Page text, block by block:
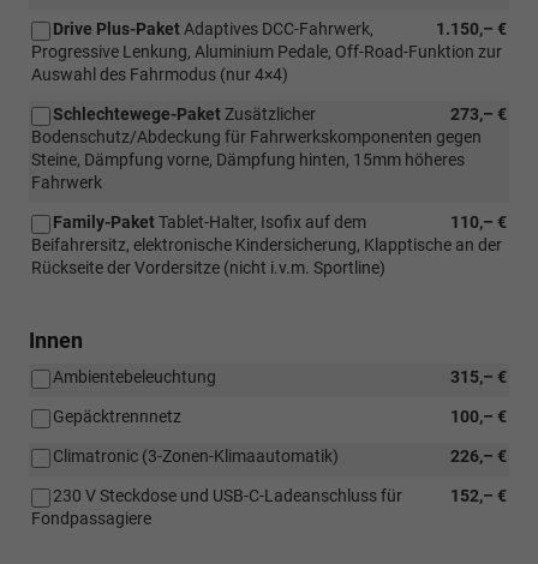
1.150,– €
Drive Plus-Paket Adaptives DCC-Fahrwerk,
Progressive Lenkung, Aluminium Pedale, Off-Road-Funktion zur
Auswahl des Fahrmodus (nur 4×4)
273,– €
Schlechtewege-PaketZusätzlicher
Bodenschutz/Abdeckung für Fahrwerkskomponenten gegen
Steine, Dämpfung vorne, Dämpfung hinten, 15mm höheres
Fahrwerk
110,– €
Family-PaketTablet-Halter, Isofix auf dem
Beifahrersitz, elektronische Kindersicherung, Klapptische an der
Rückseite der Vordersitze (nicht i.v.m. Sportline)
Innen
315,– €
Ambientebeleuchtung
100,– €
Gepäcktrennnetz
226,– €
Climatronic (3-Zonen-Klimaautomatik)
152,– €
230 V Steckdose und USB-C-Ladeanschluss für
Fondpassagiere